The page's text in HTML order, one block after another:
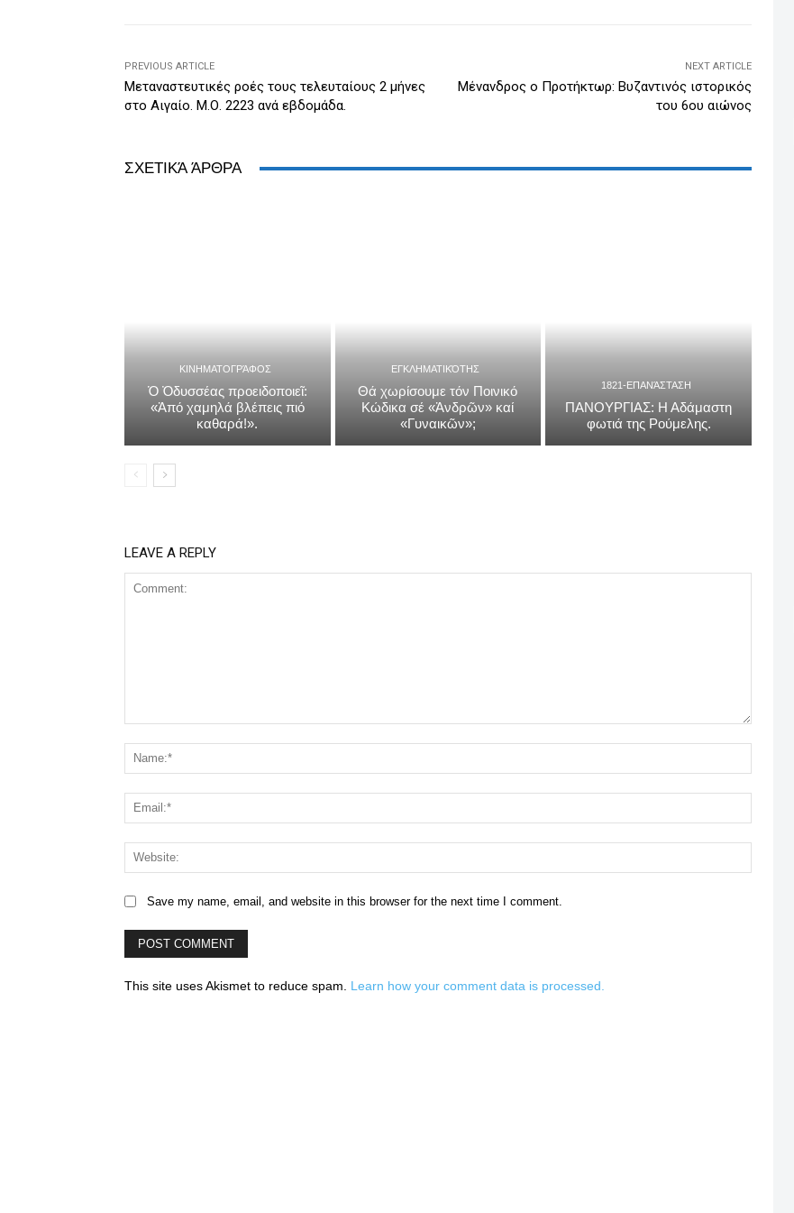
k
PREVIOUS ARTICLE
Μεταναστευτικές ροές τους τελευταίους 2 μήνες
στο Αιγαίο. Μ.Ο. 2223 ανά εβδομάδα.
NEXT ARTICLE
Μένανδρος ο Προτήκτωρ: Βυζαντινός ιστορικός
του 6ου αιώνος
ΣΧΕΤΙΚΆ ΆΡΘΡΑ
ΚΙΝΗΜΑΤΟΓΡΆΦΟΣ
Ὁ Ὀδυσσέας προειδοποιεῖ:
«Ἀπό χαμηλά βλέπεις πιό
καθαρά!».
ΕΓΚΛΗΜΑΤΙΚΌΤΗΣ
Θά χωρίσουμε τόν Ποινικό
Κώδικα σέ «Ἀνδρῶν» καί
«Γυναικῶν»;
1821-ΕΠΑΝΆΣΤΑΣΗ
ΠΑΝΟΥΡΓΙΑΣ: Η Αδάμαστη
φωτιά της Ρούμελης.
LEAVE A REPLY
Save my name, email, and website in this browser for the next time I comment.
This site uses Akismet to reduce spam. Learn how your comment data is processed.